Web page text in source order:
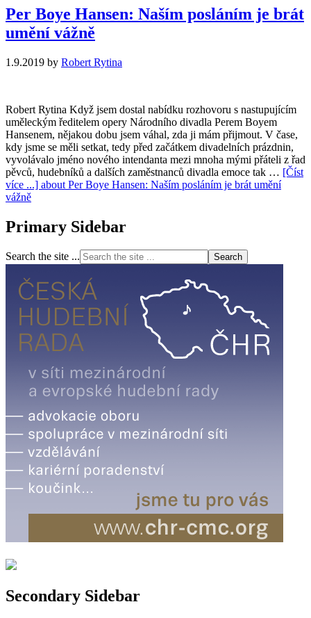
Per Boye Hansen: Naším posláním je brát
umění vážně
1.9.2019 by Robert Rytina
Robert Rytina Když jsem dostal nabídku rozhovoru s nastupujícím
uměleckým ředitelem opery Národního divadla Perem Boyem
Hansenem, nějakou dobu jsem váhal, zda ji mám přijmout. V čase,
kdy jsme se měli setkat, tedy před začátkem divadelních prázdnin,
vyvolávalo jméno nového intendanta mezi mnoha mými přáteli z řad
pěvců, hudebníků a dalších zaměstnanců divadla emoce tak … [Číst
více ...] about Per Boye Hansen: Naším posláním je brát umění
vážně
Primary Sidebar
Search the site ...
Secondary Sidebar